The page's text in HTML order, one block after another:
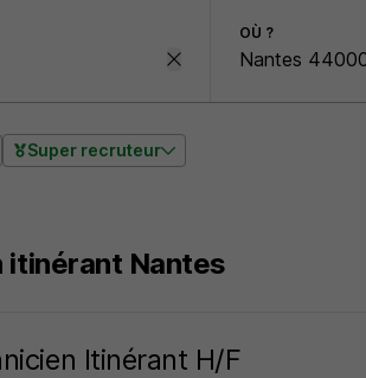
OÙ ?
Super recruteur
itinérant Nantes
Itinérant H/F